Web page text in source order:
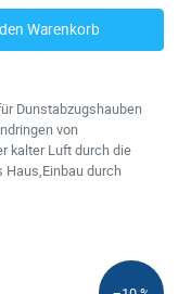
Warenkorb
Dunstabzugshauben
von
kalter Luft durch die
Haus,Einbau durch